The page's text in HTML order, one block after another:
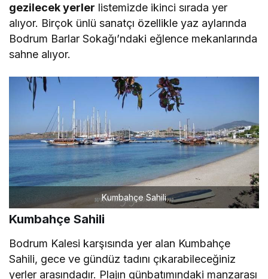
gezilecek yerler listemizde ikinci sırada yer
alıyor. Birçok ünlü sanatçı özellikle yaz aylarında
Bodrum Barlar Sokağı’ndaki eğlence mekanlarında
sahne alıyor.
Kumbahçe Sahili
Kumbahçe Sahili
Bodrum Kalesi karşısında yer alan Kumbahçe
Sahili, gece ve gündüz tadını çıkarabileceğiniz
yerler arasındadır. Plajın günbatımındaki manzarası